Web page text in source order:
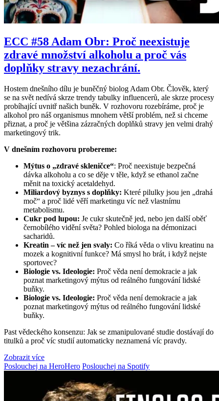
ECC #58 Adam Obr: Proč neexistuje
zdravé množství alkoholu a proč vás
doplňky stravy nezachrání.
Hostem dnešního dílu je buněčný biolog Adam Obr. Člověk, který
se na svět nedívá skrze trendy tabulky influencerů, ale skrze procesy
probíhající uvnitř našich buněk. V rozhovoru rozebíráme, proč je
alkohol pro náš organismus mnohem větší problém, než si chceme
přiznat, a proč je většina zázračných doplňků stravy jen velmi drahý
marketingový trik.
V dnešním rozhovoru probereme:
Mýtus o „zdravé skleničce“: Proč neexistuje bezpečná
dávka alkoholu a co se děje v těle, když se ethanol začne
měnit na toxický acetaldehyd.
Miliardový byznys s doplňky: Které pilulky jsou jen „drahá
moč“ a proč lidé věří marketingu víc než vlastnímu
metabolismu.
Cukr pod lupou: Je cukr skutečně jed, nebo jen další oběť
černobílého vidění světa? Pohled biologa na démonizaci
sacharidů.
Kreatin – víc než jen svaly: Co říká věda o vlivu kreatinu na
mozek a kognitivní funkce? Má smysl ho brát, i když nejste
sportovec?
Biologie vs. Ideologie: Proč věda není demokracie a jak
poznat marketingový mýtus od reálného fungování lidské
buňky.
Biologie vs. Ideologie: Proč věda není demokracie a jak
poznat marketingový mýtus od reálného fungování lidské
buňky.
Past vědeckého konsenzu: Jak se zmanipulované studie dostávají do
titulků a proč víc studií automaticky neznamená víc pravdy.
Zobrazit více
Poslouchej na HeroHero Poslouchej na Spotify